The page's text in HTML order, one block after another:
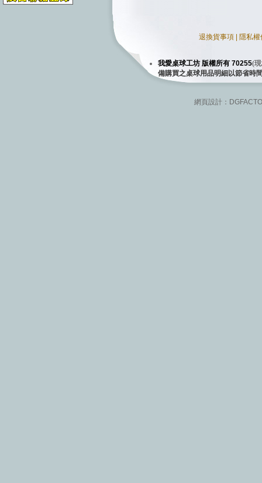
退換貨事項 隱私
我愛桌球工坊 版權所有 70255(
備購買之桌球用品明細以節省時
網頁設計：